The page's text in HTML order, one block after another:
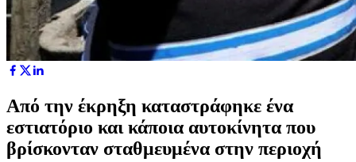
Από την έκρηξη καταστράφηκε ένα
εστιατόριο και κάποια αυτοκίνητα που
βρίσκονταν σταθμευμένα στην περιοχή